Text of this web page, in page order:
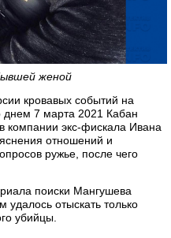
женой
кровавых событий на
днем 7 марта 2021 Кабан
компании экс-фискала Ивана
отношений и
ружье, после чего
поиски Мангушева
отыскать только
убийцы.